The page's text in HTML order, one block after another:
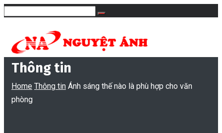
Thông tin
Home Thông tin Ánh sáng thế nào là phù hợp cho văn
phòng